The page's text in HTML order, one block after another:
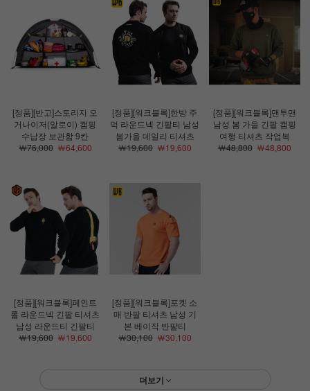
[정품][반고]스토리지 오
거나이저(알로이) 캠핑
수납장 보관함 9칸
￦76,000￦64,600
[정품][워크블록]한방 주
먹 라운드넥 긴팔티 남성
봄가을 데일리 티셔츠
￦19,600￦19,600
[정품][워크블록]맨투맨
남성 봄 가을 긴팔 캠핑
여행 티셔츠 작업복
￦48,800￦48,800
[정품][워크블록]페인트
롤 라운드넥 긴팔 티셔츠
남성 라운드티 긴팔티
￦19,600￦19,600
[정품][워크블록]포켓 소
매 반팔 티셔츠 남성 기
본 베이직 반팔티
￦30,100￦30,100
더보기